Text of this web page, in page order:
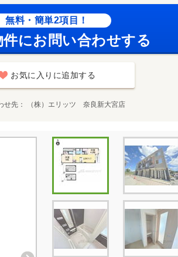
無料・簡単2項目！
件にお問い合わせする
お気に入りに追加する
せ先 （株）エリッツ 奈良新大宮店